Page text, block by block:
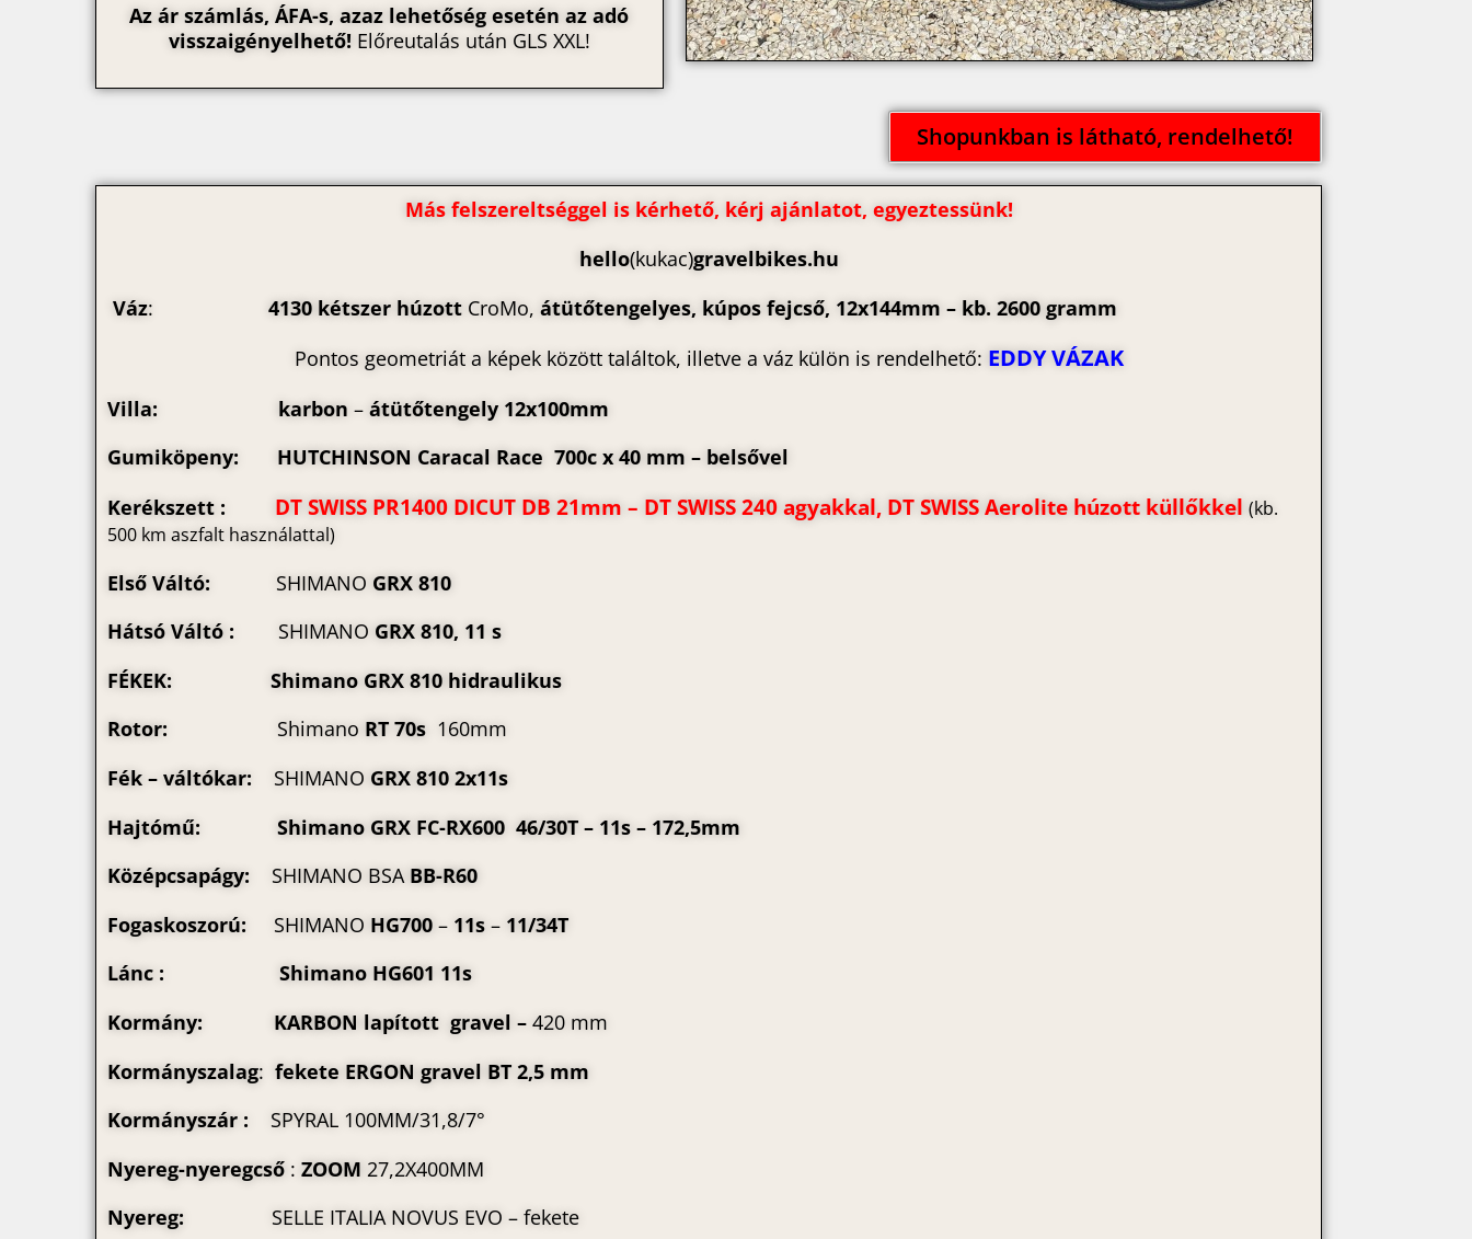
Az ár számlás, ÁFA-s, azaz lehetőség esetén az adó
visszaigényelhető! Előreutalás után GLS XXL!
Shopunkban is látható, rendelhető!
Más felszereltséggel is kérhető, kérj ajánlatot, egyeztessünk!
hello(kukac)gravelbikes.hu
Váz: 4130 kétszer húzott CroMo, átütőtengelyes, kúpos fejcső, 12x144mm – kb. 2600 gramm
Pontos geometriát a képek között találtok, illetve a váz külön is rendelhető: EDDY VÁZAK
Villa: karbon – átütőtengely 12x100mm
Gumiköpeny:
HUTCHINSON Caracal Race 700c x 40 mm – belsővel
Kerékszett :
DT SWISS PR1400 DICUT DB 21mm – DT SWISS 240 agyakkal, DT SWISS Aerolite húzott küllőkkel (kb.
500 km aszfalt használattal)
Első Váltó: SHIMANO GRX 810
Hátsó Váltó :
SHIMANO GRX 810, 11 s
FÉKEK:
Shimano GRX 810 hidraulikus
Rotor:
Shimano RT 70s 160mm
Fék – váltókar: SHIMANO GRX 810 2x11s
Hajtómű:
Shimano GRX FC-RX600 46/30T – 11s – 172,5mm
Középcsapágy:
SHIMANO BSA BB-R60
Fogaskoszorú: SHIMANO HG700 – 11s – 11/34T
Lánc : Shimano HG601 11s
Kormány:
KARBON lapított gravel – 420 mm
Kormányszalag: fekete ERGON gravel BT 2,5 mm
Kormányszár : SPYRAL 100MM/31,8/7°
Nyereg-nyeregcső : ZOOM 27,2X400MM
Nyereg:
SELLE ITALIA NOVUS EVO – fekete